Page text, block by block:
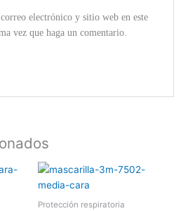
electrónico y sitio web en este
vez que haga un comentario.
Protección respiratoria